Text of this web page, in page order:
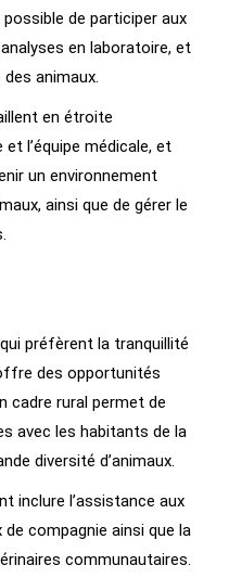
de participer aux
en laboratoire, et
animaux.
en étroite
l’équipe médicale, et
un environnement
ainsi que de gérer le
préfèrent la tranquillité
des opportunités
cadre rural permet de
avec les habitants de la
diversité d’animaux.
inclure l’assistance aux
compagnie ainsi que la
communautaires.